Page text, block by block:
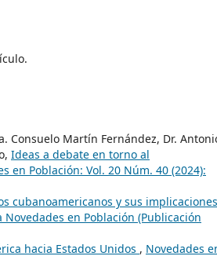
Consuelo Martín Fernández, Dr.
Ideas a debate en torno al
en Población: Vol. 20 Núm. 40 (2024):
cubanoamericanos y sus implicaciones
Novedades en Población (Publicación
hacia Estados Unidos , Novedades